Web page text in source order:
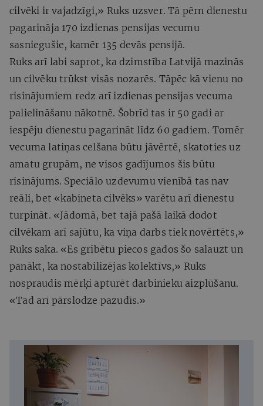
cilvēki ir vajadzīgi,» Ruks uzsver. Tā pērn dienestu
pagarināja 170 izdienas pensijas vecumu
sasniegušie, kamēr 135 devās pensijā.
Ruks arī labi saprot, ka dzimstība Latvijā mazinās
un cilvēku trūkst visās nozarēs. Tāpēc kā vienu no
risinājumiem redz arī izdienas pensijas vecuma
palielināšanu nākotnē. Šobrīd tas ir 50 gadi ar
iespēju dienestu pagarināt līdz 60 gadiem. Tomēr
vecuma latiņas celšana būtu jāvērtē, skatoties uz
amatu grupām, ne visos gadījumos šis būtu
risinājums. Speciālo uzdevumu vienībā tas nav
reāli, bet «kabineta cilvēks» varētu arī dienestu
turpināt. «Jādomā, bet tajā pašā laikā dodot
cilvēkam arī sajūtu, ka viņa darbs tiek novērtēts,»
Ruks saka. «Es gribētu piecos gados šo salauzt un
panākt, ka nostabilizējas kolektīvs,» Ruks
nospraudis mērķi apturēt darbinieku aizplūšanu.
«Tad arī pārslodze pazudīs.»